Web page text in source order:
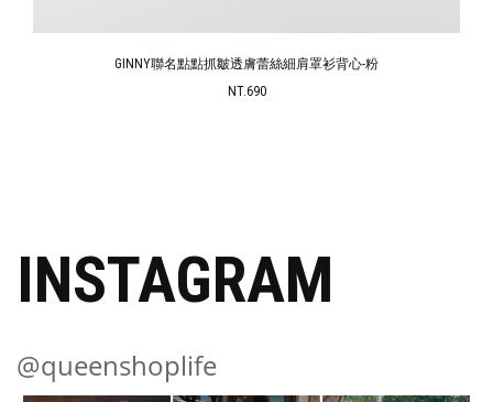
GINNY聯名 多尺寸蕾絲腰帶休閒長褲-藍 S-M+
NT.1080
INSTAGRAM
@queenshoplife